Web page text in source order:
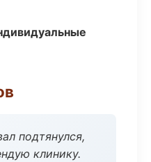
подтянулся,
клинику.